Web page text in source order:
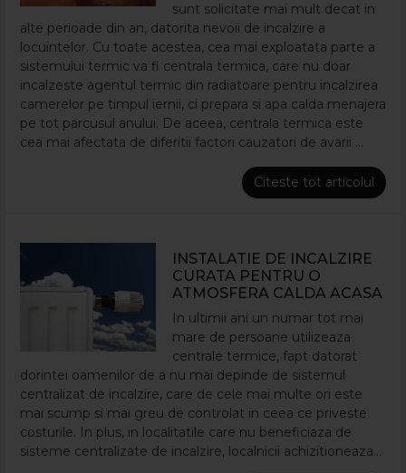
sunt solicitate mai mult decat in
alte perioade din an, datorita nevoii de incalzire a
locuintelor. Cu toate acestea, cea mai exploatata parte a
sistemului termic va fi centrala termica, care nu doar
incalzeste agentul termic din radiatoare pentru incalzirea
camerelor pe timpul iernii, ci prepara si apa calda menajera
pe tot parcusul anului. De aceea, centrala termica este
cea mai afectata de diferitii factori cauzatori de avarii ...
Citeste tot articolul
INSTALATIE DE INCALZIRE
CURATA PENTRU O
ATMOSFERA CALDA ACASA
In ultimii ani un numar tot mai
mare de persoane utilizeaza
centrale termice, fapt datorat
dorintei oamenilor de a nu mai depinde de sistemul
centralizat de incalzire, care de cele mai multe ori este
mai scump si mai greu de controlat in ceea ce priveste
costurile. In plus, in localitatile care nu beneficiaza de
sisteme centralizate de incalzire, localnicii achizitioneaza...